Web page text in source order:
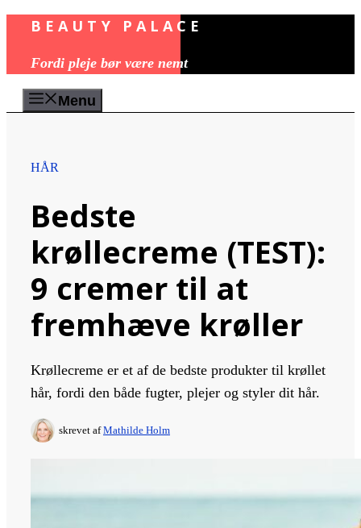
indhold
BEAUTY PALACE
Fordi pleje bør være nemt
Menu
HÅR
Bedste
krøllecreme (TEST):
9 cremer til at
fremhæve krøller
Krøllecreme er et af de bedste produkter til krøllet
hår, fordi den både fugter, plejer og styler dit hår.
skrevet afMathilde Holm